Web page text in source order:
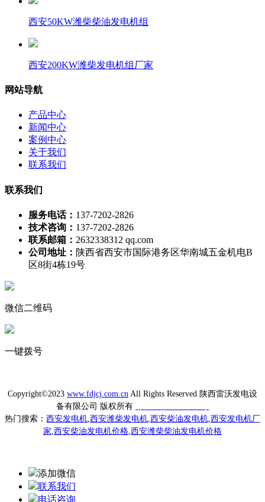
西安50KW潍柴柴油发电机组
西安200KW潍柴发电机组厂家
网站导航
产品中心
新闻中心
案例中心
关于我们
联系我们
联系我们
服务电话： 137-7202-2826
技术咨询： 137-7202-2826
联系邮箱： 2632338312 qq.com
公司地址： 陕西省西安市国际港务区华南城五金机电B
区8街4栋19号
微信二维码
一键拨号
Copyright©2023 www.fdjcj.com.cn All Rights Reserved 陕西雷沃发电设
备有限公司 版权所有
热门搜索： 西安发电机 西安潍柴发电机 西安柴油发电机 西安发电机厂
家 西安柴油发电机价格 西安潍柴柴油发电机价格
添加微信
联系我们
电话咨询